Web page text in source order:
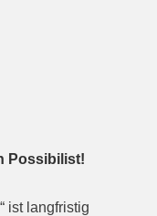
Possibilist!
ist langfristig